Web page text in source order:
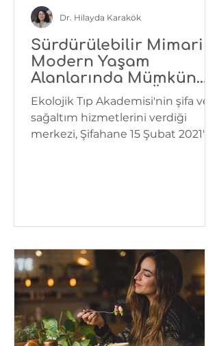
Sürdürülebilir Mimari
Modern Yaşam
Alanlarında Mümkün
mü?- Şifahane Örneği
Ekolojik Tıp Akademisi'nin şifa ve
sağaltım hizmetlerini verdiği
merkezi, Şifahane 15 Şubat 2021'de
Dr. Hilayda Karakök